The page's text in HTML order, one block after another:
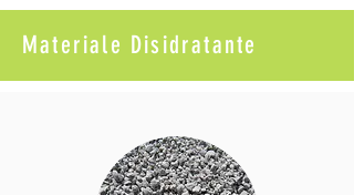
Materiale Disidratante